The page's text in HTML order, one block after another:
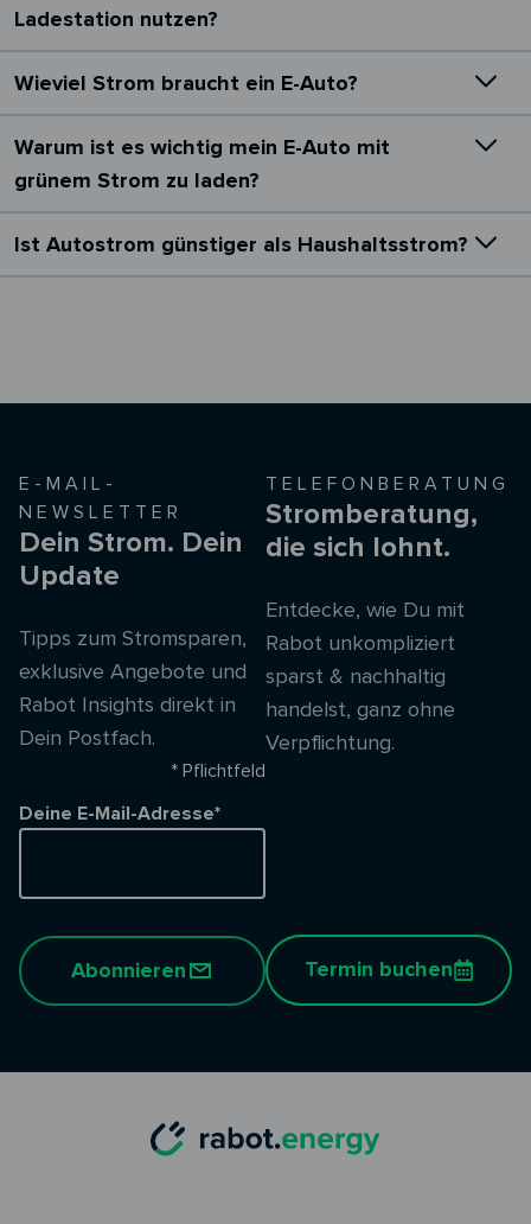
Ladestation nutzen?
Wieviel Strom braucht ein E-Auto?
Warum ist es wichtig mein E-Auto mit
grünem Strom zu laden?
Ist Autostrom günstiger als Haushaltsstrom?
E-MAIL-
NEWSLETTER
Dein Strom. Dein
Update
Tipps zum Stromsparen,
exklusive Angebote und
Rabot Insights direkt in
Dein Postfach.
* Pflichtfeld
Deine E-Mail-Adresse*
Abonnieren
TELEFONBERATUNG
Stromberatung,
die sich lohnt.
Entdecke, wie Du mit
Rabot unkompliziert
sparst & nachhaltig
handelst, ganz ohne
Verpflichtung.
Termin buchen